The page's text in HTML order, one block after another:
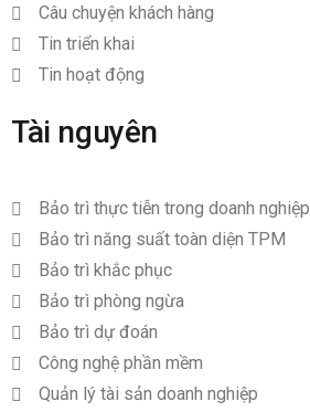
Câu chuyện khách hàng
Tin triển khai
Tin hoạt động
Tài nguyên
Bảo trì thực tiễn trong doanh nghiệp
Bảo trì năng suất toàn diện TPM
Bảo trì khắc phục
Bảo trì phòng ngừa
Bảo trì dự đoán
Công nghệ phần mềm
Quản lý tài sản doanh nghiệp